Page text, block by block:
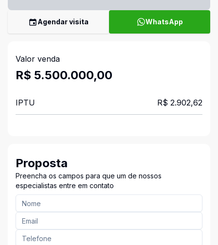
Agendar visita WhatsApp
Valor venda
R$ 5.500.000,00
IPTU R$ 2.902,62
Proposta
Preencha os campos para que um de nossos
especialistas entre em contato